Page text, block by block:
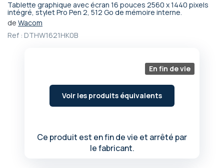
Tablette graphique avec écran 16 pouces 2560 x 1440 pixels
intégré, stylet Pro Pen 2, 512 Go de mémoire interne.
de Wacom
Ref : DTHW1621HK0B
En fin de vie
Voir les produits équivalents
Ce produit est en fin de vie et arrêté par
le fabricant.
Passer
au
de